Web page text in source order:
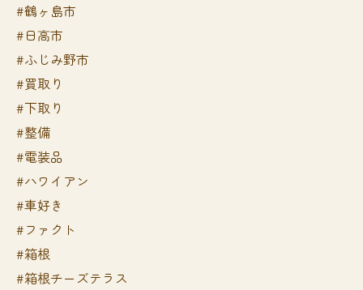
#鶴ヶ島市
#日高市
#ふじみ野市
#買取り
#下取り
#整備
#電装品
#ハワイアン
#車好き
#ファクト
#箱根
#箱根チーズテラス